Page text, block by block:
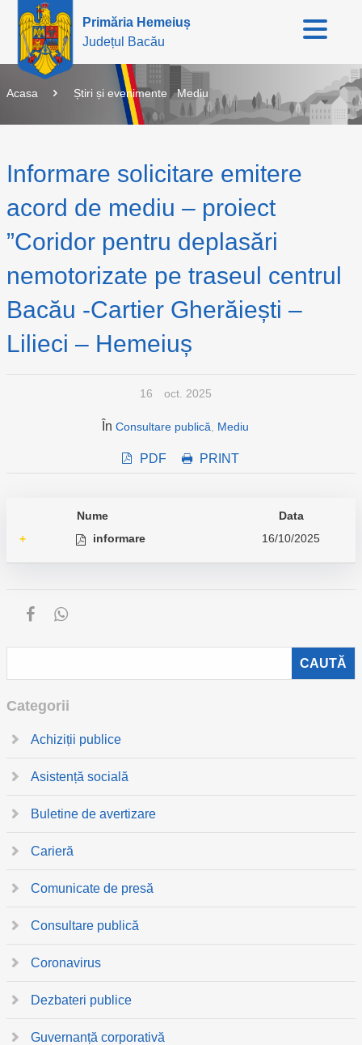
Primăria Hemeiuș
Județul Bacău
Acasa Știri și evenimente Mediu
Informare solicitare emitere
acord de mediu – proiect
”Coridor pentru deplasări
nemotorizate pe traseul centrul
Bacău -Cartier Gherăiești –
Lilieci – Hemeiuș
16 oct. 2025
În Consultare publică Mediu
PDF PRINT
Nume
Data
+
informare 16/10/2025
Categorii
Achiziții publice
Asistență socială
Buletine de avertizare
Carieră
Comunicate de presă
Consultare publică
Coronavirus
Dezbateri publice
Guvernanță corporativă